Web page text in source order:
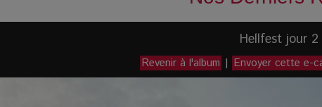
Hellfest jour
Revenir à l'album | Envoyer cette e-